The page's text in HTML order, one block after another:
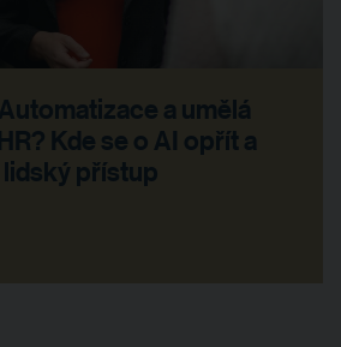
a umělá
Kde se o AI opřít a
přístup